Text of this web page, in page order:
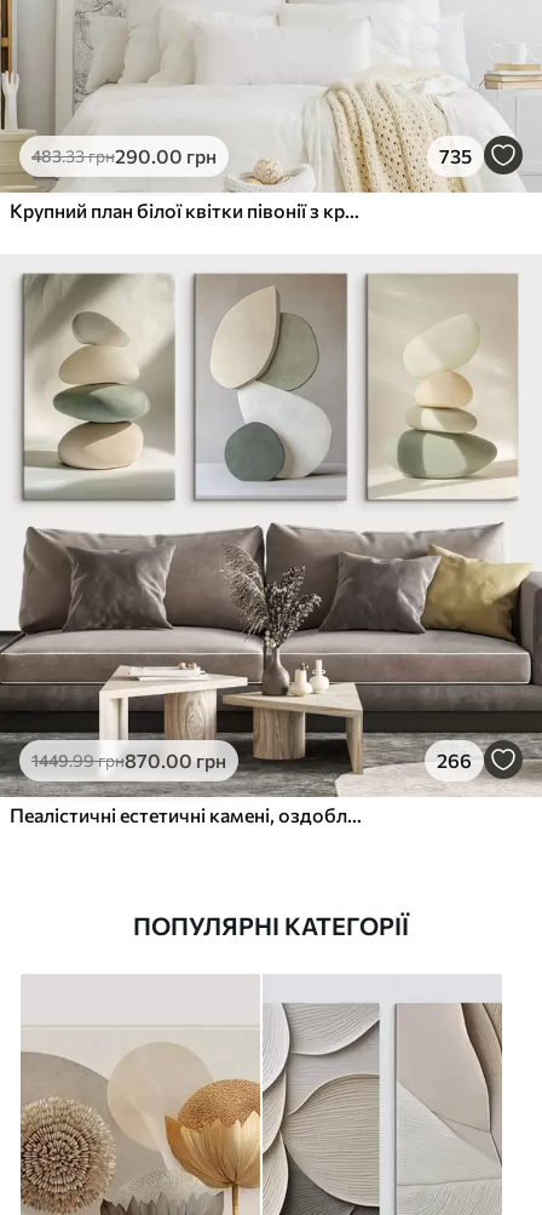
483.33грн290.00 грн 735
Крупний план білої квітки півонії з крапельками води на пелюстках на розмитому фоні
1449.99грн870.00 грн 266
Пеалістичні естетичні камені, оздоблення будинку, природне освітлення
ПОПУЛЯРНІ КАТЕГОРІЇ